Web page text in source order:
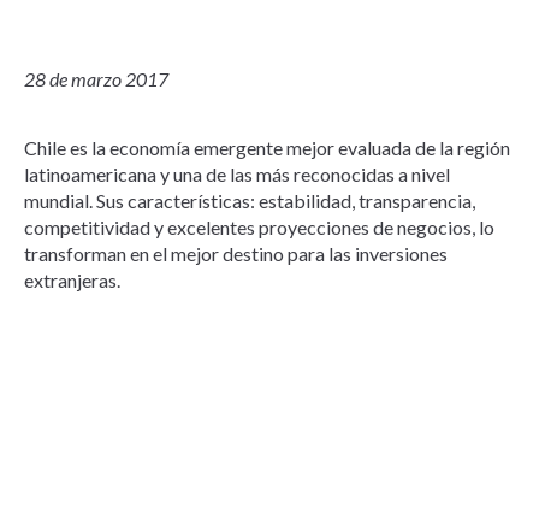
28 de marzo 2017
Chile es la economía emergente mejor evaluada de la región
latinoamericana y una de las más reconocidas a nivel
mundial. Sus características: estabilidad, transparencia,
competitividad y excelentes proyecciones de negocios, lo
transforman en el mejor destino para las inversiones
extranjeras.